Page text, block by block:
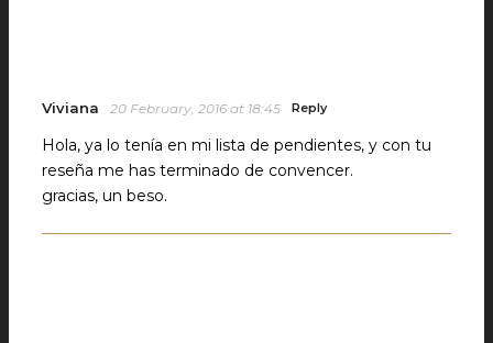
Viviana 20 February, 2016 at 18:45 Reply
Hola, ya lo tenía en mi lista de pendientes, y con tu
reseña me has terminado de convencer.
gracias, un beso.